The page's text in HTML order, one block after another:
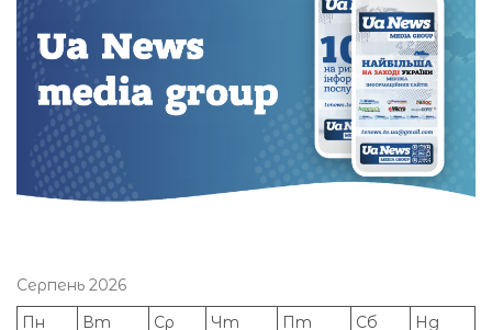
Серпень 2026
Пн
Вт Ср Чт Пт Сб
Нд